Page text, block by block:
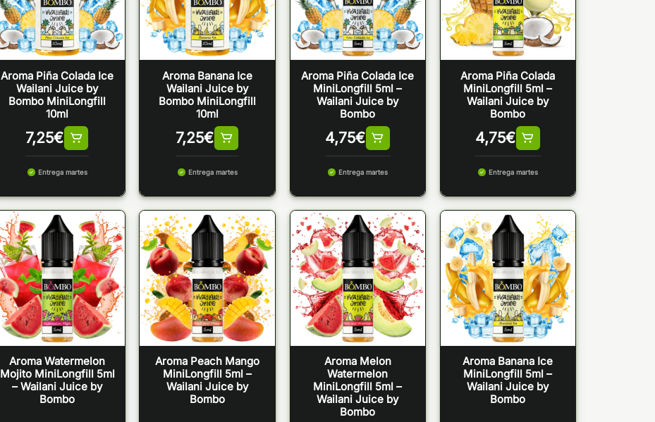
Aroma Piña Colada Ice
Wailani Juice by
Bombo MiniLongfill
10ml
7,25€
Entrega martes
Aroma Banana Ice
Wailani Juice by
Bombo MiniLongfill
10ml
7,25€
Entrega martes
Aroma Piña Colada Ice
MiniLongfill 5ml –
Wailani Juice by
Bombo
4,75€
Entrega martes
Aroma Piña Colada
MiniLongfill 5ml –
Wailani Juice by
Bombo
4,75€
Entrega martes
Aroma Watermelon
Mojito MiniLongfill 5ml
– Wailani Juice by
Bombo
Aroma Peach Mango
MiniLongfill 5ml –
Wailani Juice by
Bombo
Aroma Melon
Watermelon
MiniLongfill 5ml –
Wailani Juice by
Bombo
Aroma Banana Ice
MiniLongfill 5ml –
Wailani Juice by
Bombo